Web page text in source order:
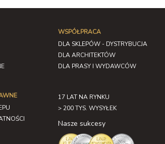
WSPÓŁPRACA
DLA SKLEPÓW - DYSTRYBUCJA
DLA ARCHITEKTÓW
DLA PRASY I WYDAWCÓW
17 LAT NA RYNKU
> 200 TYS. WYSYŁEK
Nasze sukcesy